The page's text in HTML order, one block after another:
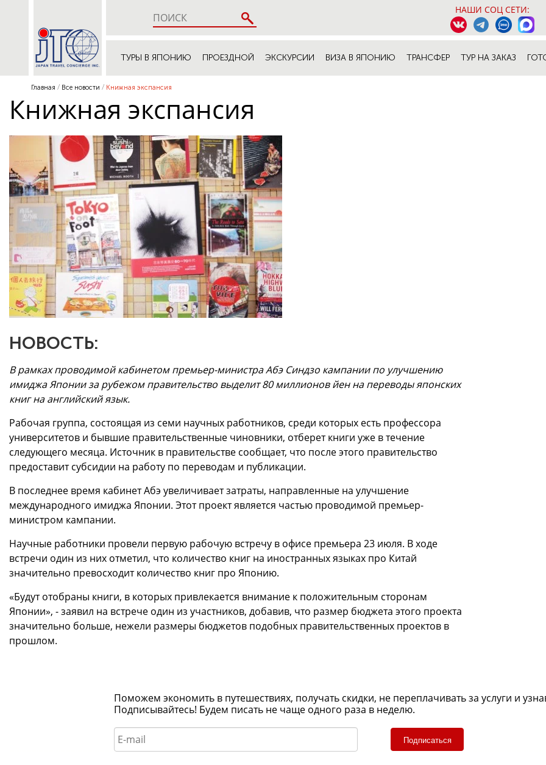
НАШИ СОЦ СЕТИ:
ТУРЫ В ЯПОНИЮ ПРОЕЗДНОЙ ЭКСКУРСИИ ВИЗА В ЯПОНИЮ ТРАНСФЕР ТУР НА ЗАКАЗ
Главная Все новости Книжная экспансия
Книжная экспансия
НОВОСТЬ:
В рамках проводимой кабинетом премьер-министра Абэ Синдзо кампании по улучшению
имиджа Японии за рубежом правительство выделит 80 миллионов йен на переводы японских
книг на английский язык.
Рабочая группа, состоящая из семи научных работников, среди которых есть профессора
университетов и бывшие правительственные чиновники, отберет книги уже в течение
следующего месяца. Источник в правительстве сообщает, что после этого правительство
предоставит субсидии на работу по переводам и публикации.
В последнее время кабинет Абэ увеличивает затраты, направленные на улучшение
международного имиджа Японии. Этот проект является частью проводимой премьер-
министром кампании.
Научные работники провели первую рабочую встречу в офисе премьера 23 июля. В ходе
встречи один из них отметил, что количество книг на иностранных языках про Китай
значительно превосходит количество книг про Японию.
«Будут отобраны книги, в которых привлекается внимание к положительным сторонам
Японии», - заявил на встрече один из участников, добавив, что размер бюджета этого проекта
значительно больше, нежели размеры бюджетов подобных правительственных проектов в
прошлом.
Поможем экономить в путешествиях, получать скидки, не переплачивать за услуги и
Подписывайтесь! Будем писать не чаще одного раза в неделю.
Подписаться